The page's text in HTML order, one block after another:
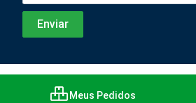
Meus Pedidos